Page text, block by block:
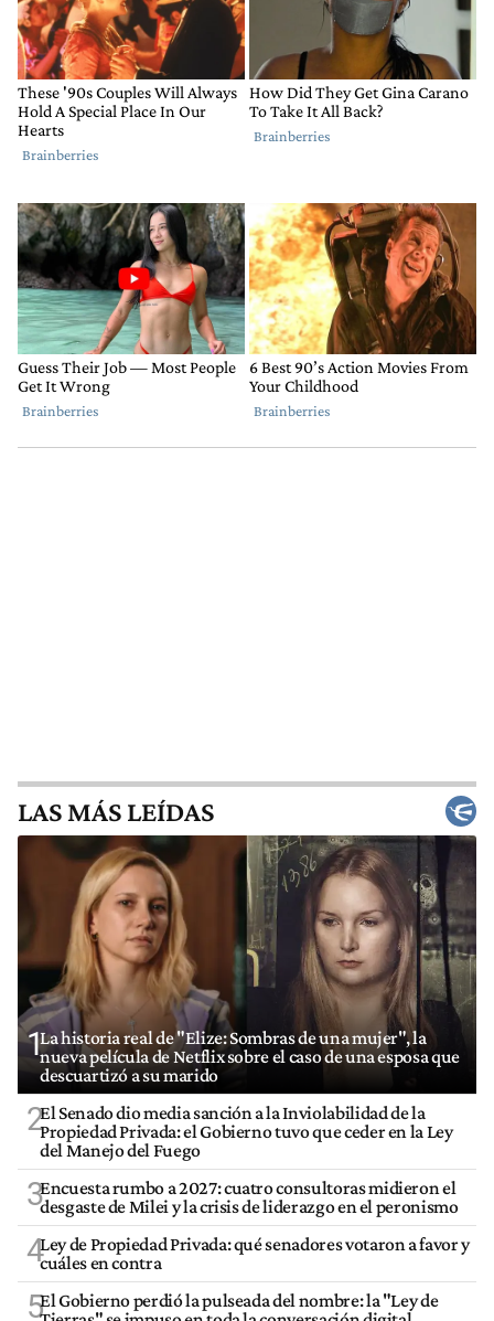
LAS MÁS LEÍDAS
1La historia real de "Elize: Sombras de una mujer", la
nueva película de Netflix sobre el caso de una esposa que
descuartizó a su marido
2El Senado dio media sanción a la Inviolabilidad de la
Propiedad Privada: el Gobierno tuvo que ceder en la Ley
del Manejo del Fuego
3Encuesta rumbo a 2027: cuatro consultoras midieron el
desgaste de Milei y la crisis de liderazgo en el peronismo
4Ley de Propiedad Privada: qué senadores votaron a favor y
cuáles en contra
5El Gobierno perdió la pulseada del nombre: la "Ley de